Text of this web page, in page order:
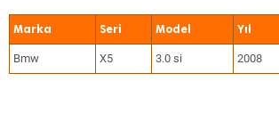
Marka Seri Model Yıl
Bmw X5 3.0 si 2008